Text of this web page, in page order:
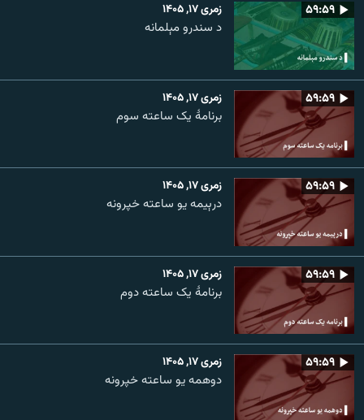
۵۹:۵۹ زمری ۱۷, ۱۴۰۵
د سندرو مېلمانه
۵۹:۵۹ زمری ۱۷, ۱۴۰۵
برنامۀ یک ساعته سوم
۵۹:۵۹ زمری ۱۷, ۱۴۰۵
درېیمه یو ساعته خپرونه
۵۹:۵۹ زمری ۱۷, ۱۴۰۵
برنامۀ یک ساعته دوم
۵۹:۵۹ زمری ۱۷, ۱۴۰۵
دوهمه یو ساعته خپرونه